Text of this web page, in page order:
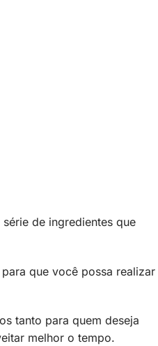
de ingredientes que
que você possa realizar
tanto para quem deseja
melhor o tempo.